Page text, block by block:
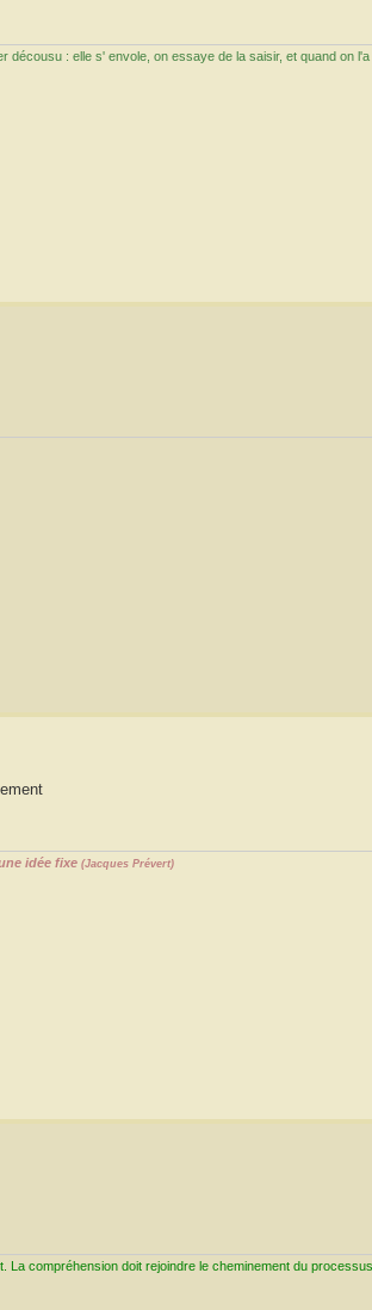
décousu : elle s' envole, on essaye de la saisir, et quand on
idée fixe (Jacques Prévert)
compréhension doit rejoindre le cheminement du